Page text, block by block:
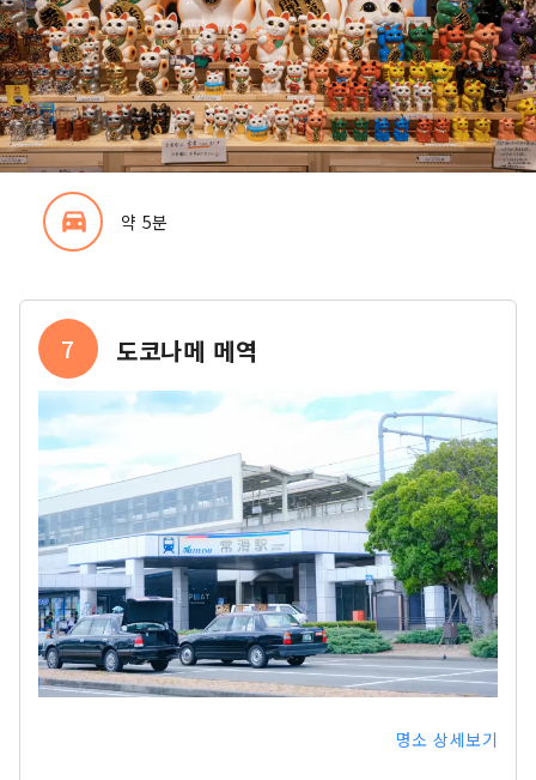
directions_car_filled 약 5분
7 도코나메 메역
명소 상세보기